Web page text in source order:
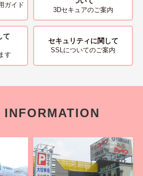
ガイド
3Dセキュアのご案内
て
す
セキュリティに関して
SSLについてのご案内
INFORMATION